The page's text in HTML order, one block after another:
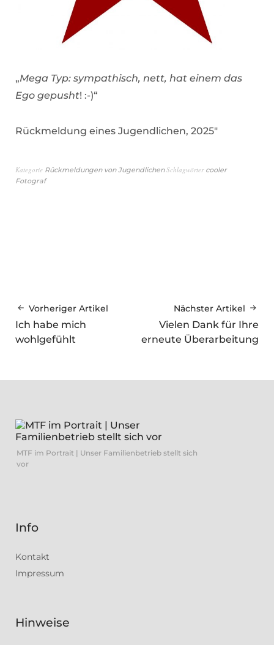
„Mega Typ: sympathisch, nett, hat einem das
Ego gepusht! :-)“
Rückmeldung eines Jugendlichen, 2025″
Kategorie Rückmeldungen von Jugendlichen Schlagwörter cooler
Fotograf
Vorheriger Artikel
Ich habe mich
wohlgefühlt
Nächster Artikel
Vielen Dank für Ihre
erneute Überarbeitung
MTF im Portrait | Unser Familienbetrieb stellt sich
vor
Info
Kontakt
Impressum
Hinweise